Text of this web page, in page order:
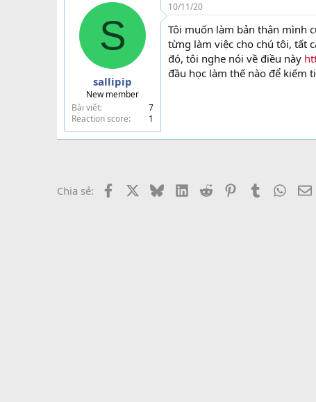
S
sallipip
New member
Bài viết
7
Reaction score
1
10/11/20
Tôi muốn làm bản thân mình
từng làm việc cho chú tôi, tất
đó, tôi nghe nói về điều này
đầu học làm thế nào để kiếm
Chia sẻ: Facebook BlueskyLinkedIn
Reddit PinterestTumblr